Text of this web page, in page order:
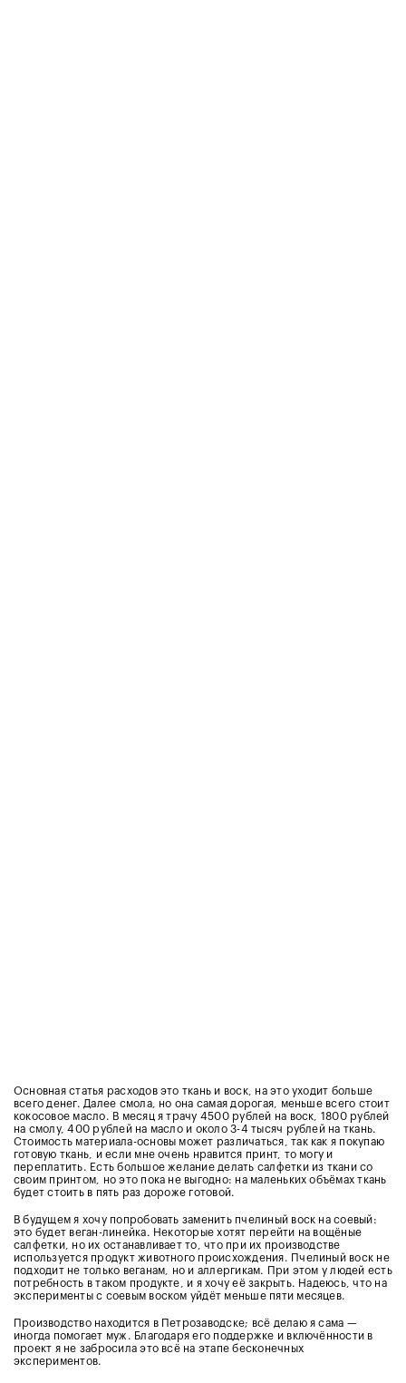
Основная статья расходов это ткань и воск, на это уходит больше
всего денег. Далее смола, но она самая дорогая, меньше всего стоит
кокосовое масло. В месяц я трачу 4500 рублей на воск, 1800 рублей
на смолу, 400 рублей на масло и около 3-4 тысяч рублей на ткань.
Стоимость материала-основы может различаться, так как я покупаю
готовую ткань, и если мне очень нравится принт, то могу и
переплатить. Есть большое желание делать салфетки из ткани со
своим принтом, но это пока не выгодно: на маленьких объёмах ткань
будет стоить в пять раз дороже готовой.
В будущем я хочу попробовать заменить пчелиный воск на соевый:
это будет веган-линейка. Некоторые хотят перейти на вощёные
салфетки, но их останавливает то, что при их производстве
используется продукт животного происхождения. Пчелиный воск не
подходит не только веганам, но и аллергикам. При этом у людей есть
потребность в таком продукте, и я хочу её закрыть. Надеюсь, что на
эксперименты с соевым воском уйдёт меньше пяти месяцев.
Производство находится в Петрозаводске; всё делаю я сама —
иногда помогает муж. Благодаря его поддержке и включённости в
проект я не забросила это всё на этапе бесконечных
экспериментов.